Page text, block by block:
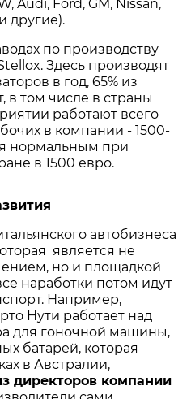
Audi, Ford, GM, Nissan,
другие).
по производству
Здесь производят
в год, 65% из
в том числе в страны
работают всего
в компании - 1500-
нормальным при
в 1500 евро.
автобизнеса
является не
но и площадкой
наработки потом идут
Например,
Нути работает над
для гоночной машины,
батарей, которая
в Австралии,
директоров компании